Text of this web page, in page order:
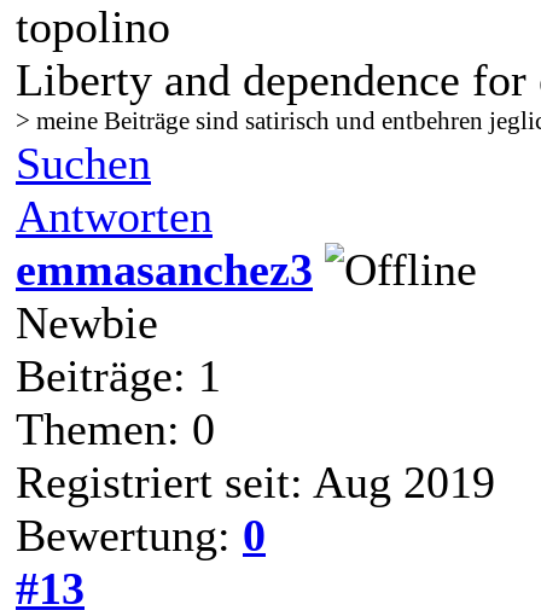
topolino
Liberty and dependence for
> meine Beiträge sind satirisch und entbehren
Suchen
Antworten
emmasanchez3
Newbie
Beiträge: 1
Themen: 0
Registriert seit: Aug 2019
Bewertung: 0
#13